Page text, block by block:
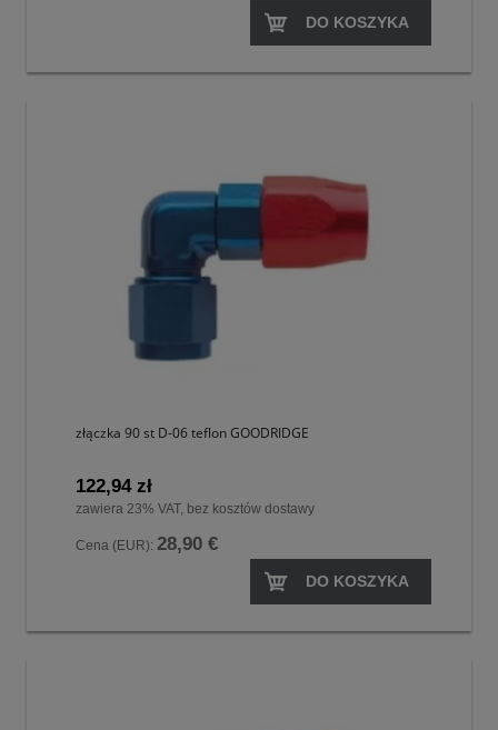
DO KOSZYKA
złączka 90 st D-06 teflon GOODRIDGE
122,94 zł
zawiera 23% VAT, bez kosztów dostawy
Cena (EUR): 28,90 €
DO KOSZYKA